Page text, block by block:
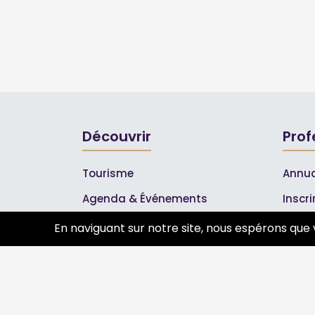
Découvrir
Tourisme
Agenda & Événements
Inscrire un événement
Qui sommes-nous ?
Les
En naviguant sur notre site, nous espérons